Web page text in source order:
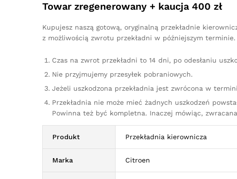
Towar zregenerowany + kaucja 400 zł
Kupujesz naszą gotową, oryginalną przekładnie
z możliwością zwrotu przekładni w późniejszym terminie.
Czas na zwrot przekładni to 14 dni, po odesłaniu
Nie przyjmujemy przesyłek pobraniowych.
Jeżeli uszkodzona przekładnia jest zwrócona w
Przekładnia nie może mieć żadnych uszkodzeń
Powinna też być kompletna. Inaczej mówiąc,
Produkt Przekładnia kierownicza
Marka Citroen